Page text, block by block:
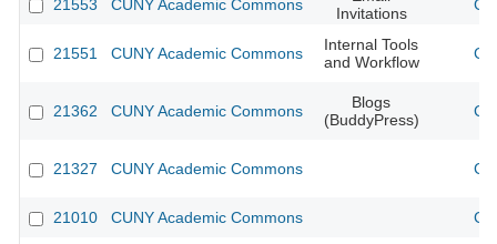
21553 CUNY Academic Commons
Invitations
21551 CUNY Academic Commons
Internal Tools
and Workflow
21362 CUNY Academic Commons
Blogs
(BuddyPress)
21327 CUNY Academic Commons
21010 CUNY Academic Commons